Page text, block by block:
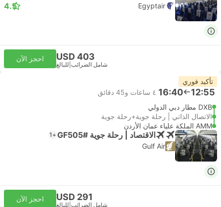
Egyptair
4.5
USD 403
شامل الضرائب للبالغ
احجز الآن
تأكيد فوري
12:55
16:40 ٤ ساعات و‫45 دقائق
DXB مطار دبي الدولي
الاتصال الذاتي | رحلة جوية+رحلة جوية
AMM الملكة علياء عمان الأردن
الاقتصاد | رحلة جوية #GF505 +1
Gulf Air
USD 291
شامل الضرائب للبالغ
احجز الآن